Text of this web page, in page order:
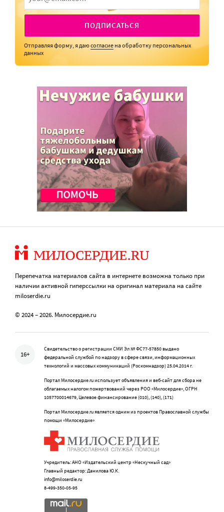
ПОДПИСАТЬСЯ
Отправляя форму, я даюсогласие на обработку персональных
данных
Перепечатка материалов сайта в интернете возможна только при
наличии активной гиперссылки на оригинал материала на сайте
miloserdie.ru
© 2024 – 2026. Милосердие.ru
16+
Свидетельство о регистрации СМИ Эл № ФС77-57850 выдано
федеральной службой по надзору в сфере связи, информационных
технологий и массовых коммуникаций (Роскомнадзор) 25.04.2014 г.
Портал Милосердие.ru использует объявления и веб-сайт для сбора не
облагаемых налогом пожертвований через РОО «Милосердие», ОГРН
1057700014679, Целевое финансирование (010), (140), (171)
Портал Милосердие.ru является одним из проектов Православной службы
помощи «Милосердие»
Учредитель: АНО «Издательский центр «Нескучный сад»
Главный редактор: Данилова Ю.К.
info@miloserdie.ru
8-499-350-05-95